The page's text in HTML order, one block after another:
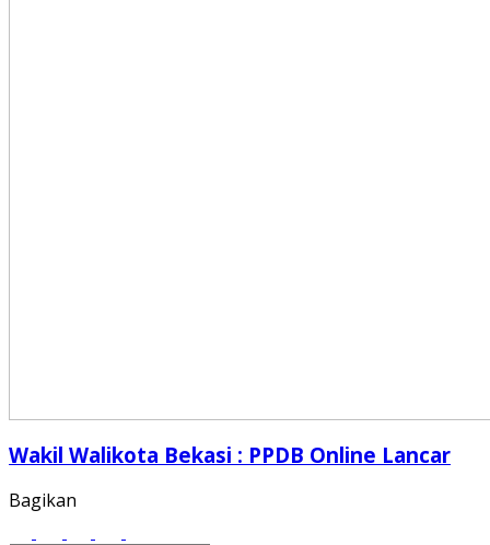
Wakil Walikota Bekasi : PPDB Online Lancar
Bagikan